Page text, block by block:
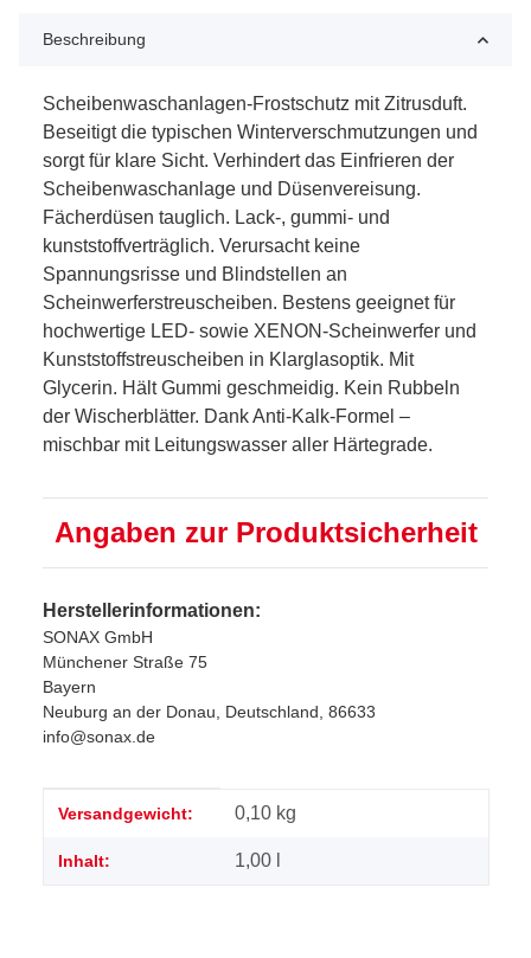
Beschreibung
Scheibenwaschanlagen-Frostschutz mit Zitrusduft.
Beseitigt die typischen Winterverschmutzungen und
sorgt für klare Sicht. Verhindert das Einfrieren der
Scheibenwaschanlage und Düsenvereisung.
Fächerdüsen tauglich. Lack-, gummi- und
kunststoffverträglich. Verursacht keine
Spannungsrisse und Blindstellen an
Scheinwerferstreuscheiben. Bestens geeignet für
hochwertige LED- sowie XENON-Scheinwerfer und
Kunststoffstreuscheiben in Klarglasoptik. Mit
Glycerin. Hält Gummi geschmeidig. Kein Rubbeln
der Wischerblätter. Dank Anti-Kalk-Formel –
mischbar mit Leitungswasser aller Härtegrade.
Angaben zur Produktsicherheit
Herstellerinformationen:
SONAX GmbH
Münchener Straße 75
Bayern
Neuburg an der Donau, Deutschland, 86633
info@sonax.de
Produkteigenschaft
Wert
Versandgewicht: 0,10 kg
Inhalt: 1,00 l